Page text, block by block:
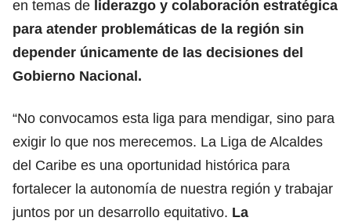
en temas de liderazgo y colaboración estratégica
para atender problemáticas de la región sin
depender únicamente de las decisiones del
Gobierno Nacional.
“No convocamos esta liga para mendigar, sino para
exigir lo que nos merecemos. La Liga de Alcaldes
del Caribe es una oportunidad histórica para
fortalecer la autonomía de nuestra región y trabajar
juntos por un desarrollo equitativo. La